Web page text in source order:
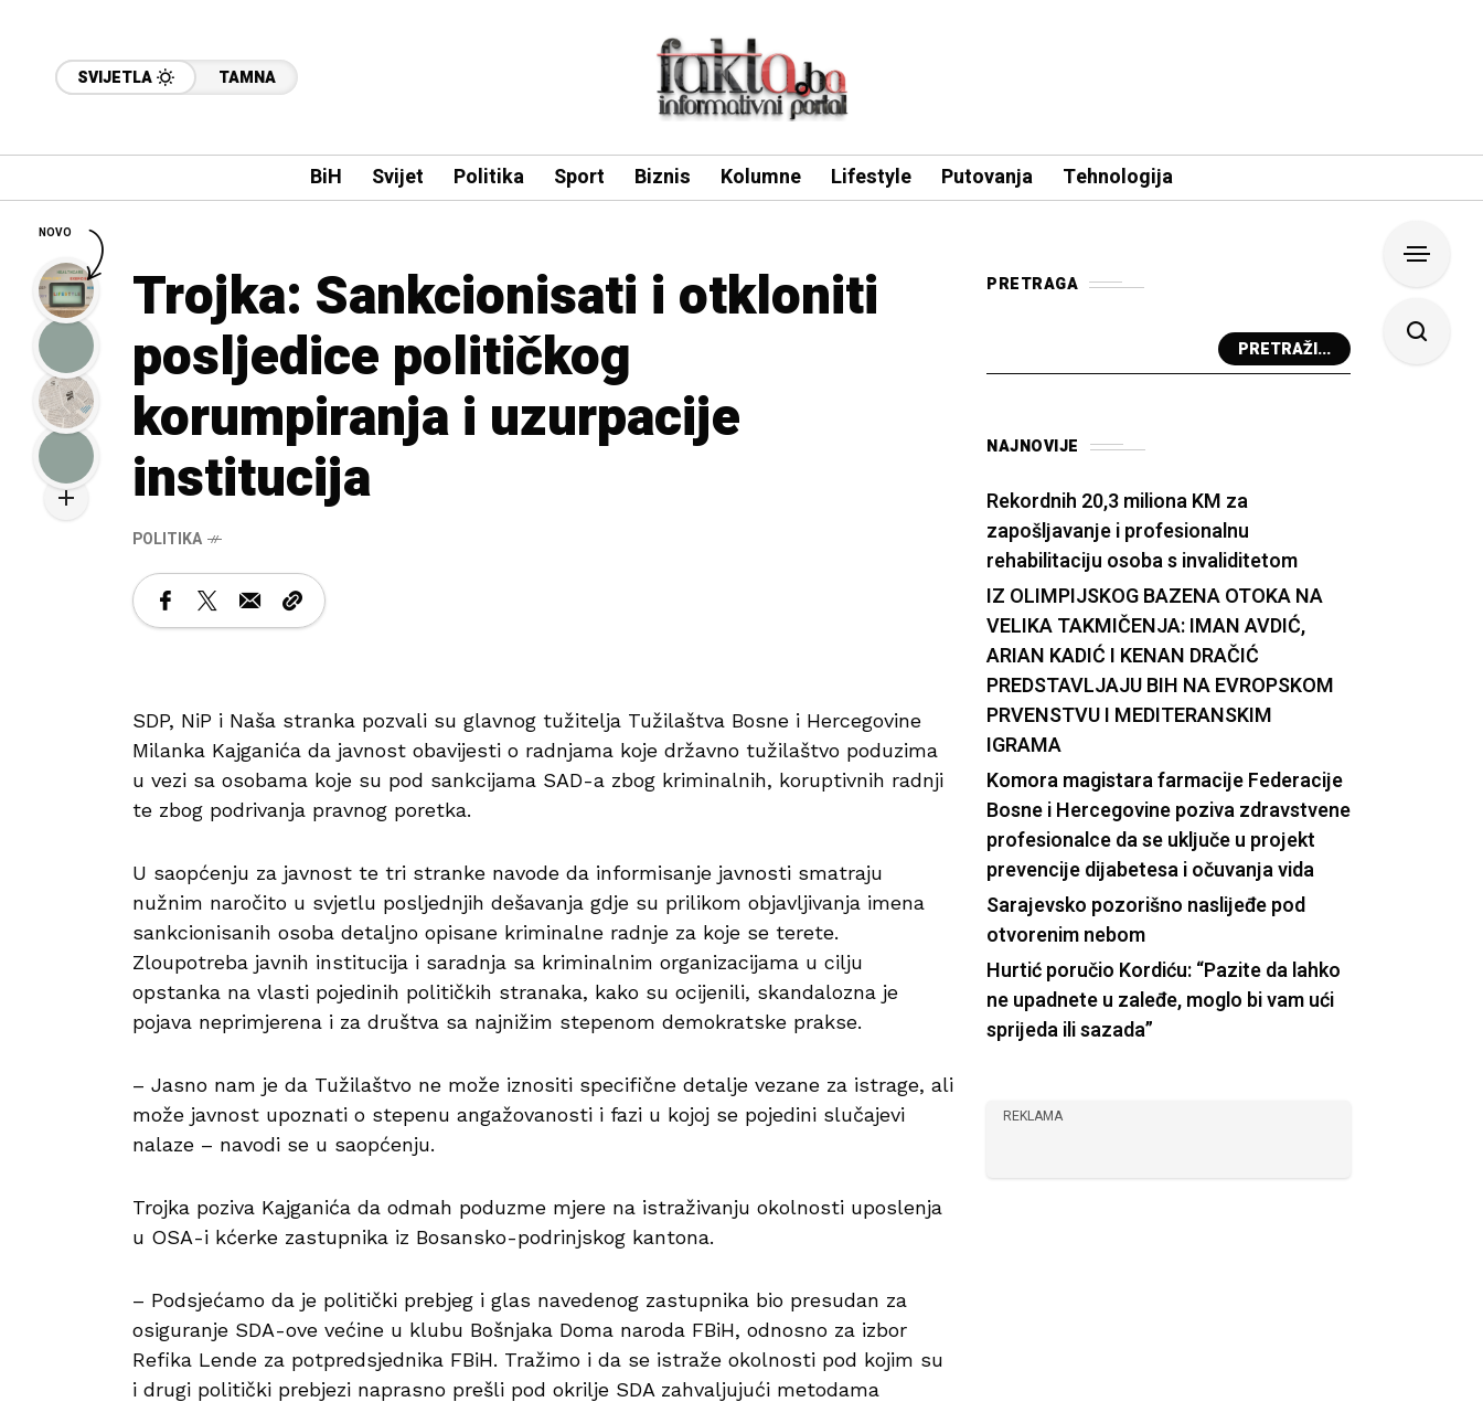
SVIJETLA TAMNA
BiH Svijet Politika Sport Biznis Kolumne Lifestyle Putovanja Tehnologija
Trojka: Sankcionisati i otkloniti
posljedice političkog
korumpiranja i uzurpacije
institucija
POLITIKA
SDP, NiP i Naša stranka pozvali su glavnog tužitelja Tužilaštva Bosne i Hercegovine
Milanka Kajganića da javnost obavijesti o radnjama koje državno tužilaštvo poduzima
u vezi sa osobama koje su pod sankcijama SAD-a zbog kriminalnih, koruptivnih radnji
te zbog podrivanja pravnog poretka.
U saopćenju za javnost te tri stranke navode da informisanje javnosti smatraju
nužnim naročito u svjetlu posljednjih dešavanja gdje su prilikom objavljivanja imena
sankcionisanih osoba detaljno opisane kriminalne radnje za koje se terete.
Zloupotreba javnih institucija i saradnja sa kriminalnim organizacijama u cilju
opstanka na vlasti pojedinih političkih stranaka, kako su ocijenili, skandalozna je
pojava neprimjerena i za društva sa najnižim stepenom demokratske prakse.
– Jasno nam je da Tužilaštvo ne može iznositi specifične detalje vezane za istrage, ali
može javnost upoznati o stepenu angažovanosti i fazi u kojoj se pojedini slučajevi
nalaze – navodi se u saopćenju.
Trojka poziva Kajganića da odmah poduzme mjere na istraživanju okolnosti uposlenja
u OSA-i kćerke zastupnika iz Bosansko-podrinjskog kantona.
– Podsjećamo da je politički prebjeg i glas navedenog zastupnika bio presudan za
osiguranje SDA-ove većine u klubu Bošnjaka Doma naroda FBiH, odnosno za izbor
Refika Lende za potpredsjednika FBiH. Tražimo i da se istraže okolnosti pod kojim su
i drugi politički prebjezi naprasno prešli pod okrilje SDA zahvaljujući metodama
PRETRAGA
PRETRAŽI...
NAJNOVIJE
Rekordnih 20,3 miliona KM za
zapošljavanje i profesionalnu
rehabilitaciju osoba s invaliditetom
IZ OLIMPIJSKOG BAZENA OTOKA NA
VELIKA TAKMIČENJA: IMAN AVDIĆ,
ARIAN KADIĆ I KENAN DRAČIĆ
PREDSTAVLJAJU BIH NA EVROPSKOM
PRVENSTVU I MEDITERANSKIM
IGRAMA
Komora magistara farmacije Federacije
Bosne i Hercegovine poziva zdravstvene
profesionalce da se uključe u projekt
prevencije dijabetesa i očuvanja vida
Sarajevsko pozorišno naslijeđe pod
otvorenim nebom
Hurtić poručio Kordiću: “Pazite da lahko
ne upadnete u zaleđe, moglo bi vam ući
sprijeda ili sazada”
REKLAMA
NOVO